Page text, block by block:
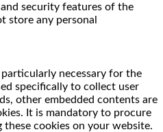
security features of the
store any personal
necessary for the
specifically to collect user
other embedded contents are
It is mandatory to procure
cookies on your website.